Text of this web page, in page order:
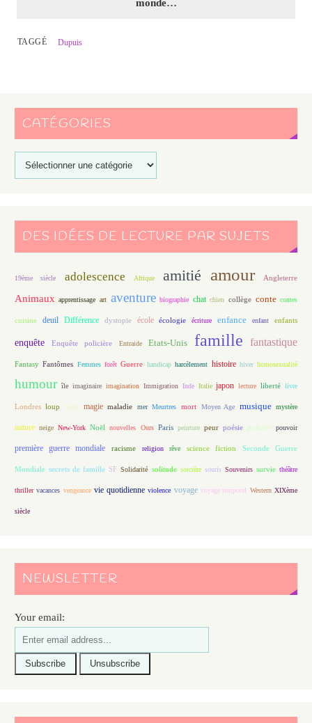
TAGGÉ Dupuis
CATÉGORIES
DES IDÉES DE LECTURE PAR SUJETS
19ème siècle adolescence Afrique amitié amour Angleterre
Animaux apprentissage art aventure biographie chat chien collège conte contes
cuisine deuil Différence dystopie école écologie écriture enfance enfant enfants
enquête Enquête policière Entraide Etats-Unis famille fantastique
Fantasy Fantômes Femmes forêt Guerre handicap harcèlement histoire hiver homosexualité
humour île imaginaire imagination Immigration Inde Italie japon lecture liberté livre
Londres loup lycée magie maladie mer Meurtres mort Moyen Age musique mystère
nature neige New-York Noël nouvelles Ours Paris peinture peur poésie policier pouvoir
première guerre mondiale racisme religion rêve science fiction Seconde Guerre
Mondiale secrets de famille SF Solidarité solitude sorcière souris Souvenirs survie théâtre
thriller vacances vengeance vie quotidienne violence voyage voyage temporel Western XIXème
siècle
NEWSLETTER
Your email: